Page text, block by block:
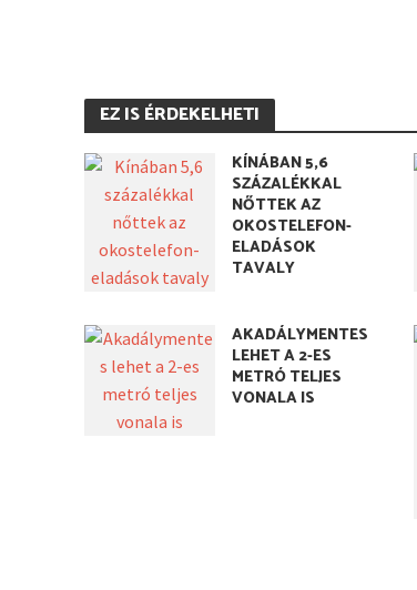
EZ IS ÉRDEKELHETI
KÍNÁBAN 5,6
SZÁZALÉKKAL
NŐTTEK AZ
OKOSTELEFON-
ELADÁSOK
TAVALY
AKADÁLYMENTES
LEHET A 2-ES
METRÓ TELJES
VONALA IS